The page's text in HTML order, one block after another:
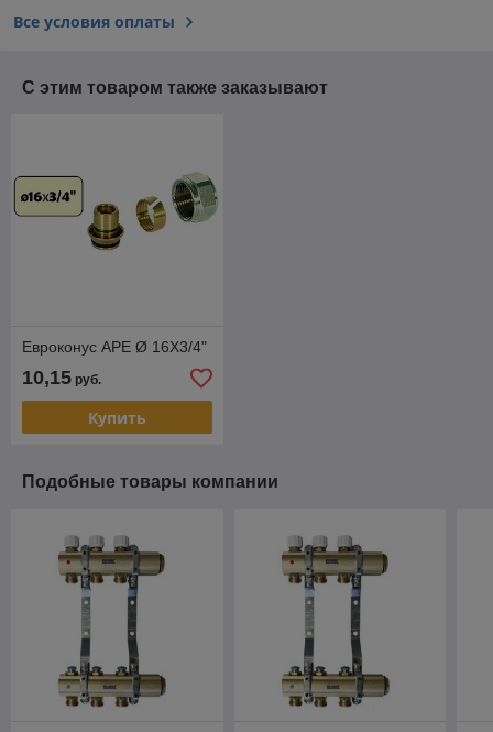
Все условия оплаты
С этим товаром также заказывают
Евроконус APE Ø 16Х3/4"
10,15 руб.
Купить
Подобные товары компании